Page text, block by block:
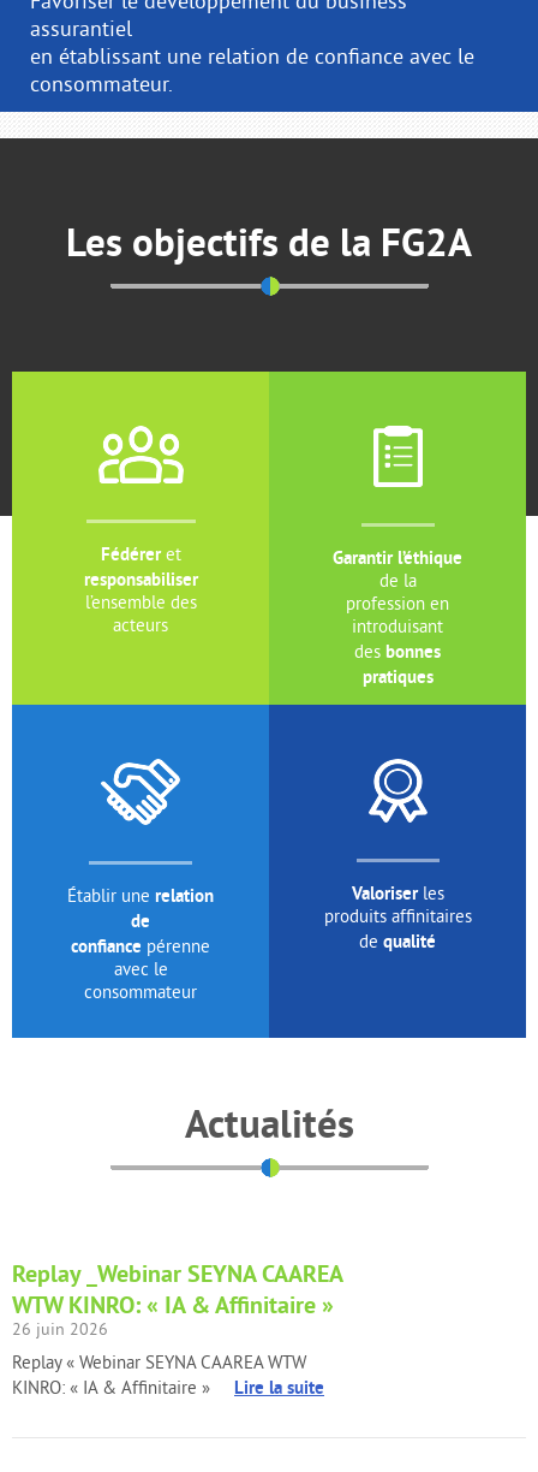
assurantiel
en établissant une relation de confiance avec le
consommateur.
Les objectifs de la FG2A
Fédéreret
responsabiliser
l’ensemble des
acteurs
Garantir l’éthique
de la
profession en
introduisant
des bonnes
pratiques
Établir une relation
de
confiance pérenne
avec le
consommateur
Valoriserles
produits affinitaires
de qualité
Actualités
Replay _Webinar SEYNA CAAREA
WTW KINRO: « IA & Affinitaire »
26 juin 2026
Replay « Webinar SEYNA CAAREA WTW
KINRO: « IA & Affinitaire » Lire la suite